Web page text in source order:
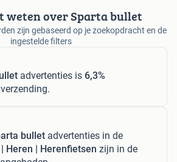
weten over Sparta bullet
zijn gebaseerd op je zoekopdracht en de
ingestelde filters
advertenties is 6,3%
bullet advertenties in de
Heren | Herenfietsen zijn in de